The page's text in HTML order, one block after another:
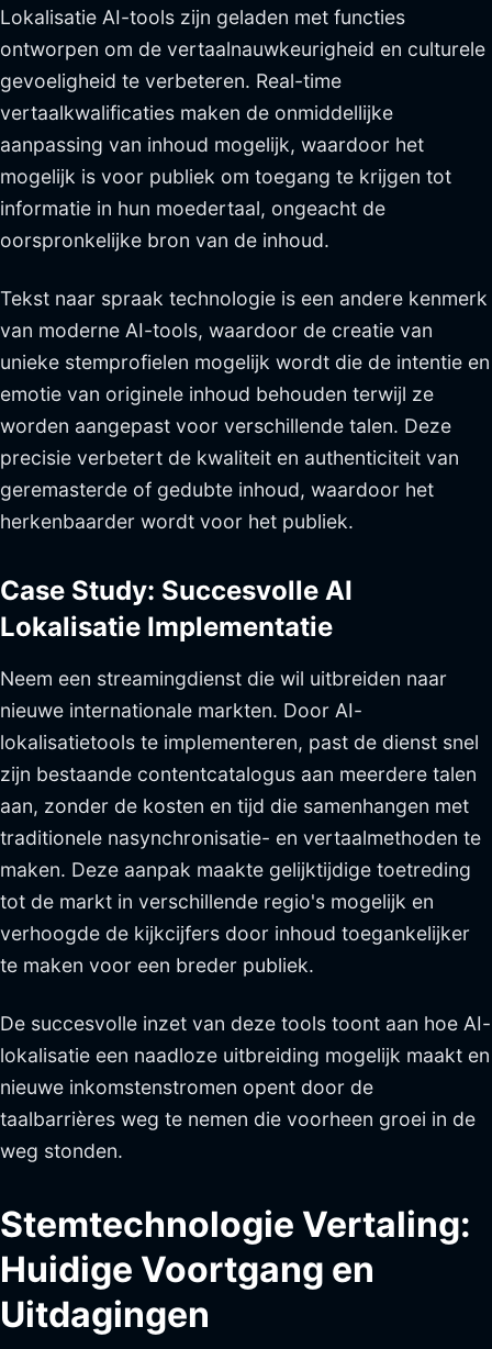
Lokalisatie AI-tools zijn geladen met functies
ontworpen om de vertaalnauwkeurigheid en culturele
gevoeligheid te verbeteren. Real-time
vertaalkwalificaties maken de onmiddellijke
aanpassing van inhoud mogelijk, waardoor het
mogelijk is voor publiek om toegang te krijgen tot
informatie in hun moedertaal, ongeacht de
oorspronkelijke bron van de inhoud.
Tekst naar spraak technologie is een andere kenmerk
van moderne AI-tools, waardoor de creatie van
unieke stemprofielen mogelijk wordt die de intentie en
emotie van originele inhoud behouden terwijl ze
worden aangepast voor verschillende talen. Deze
precisie verbetert de kwaliteit en authenticiteit van
geremasterde of gedubte inhoud, waardoor het
herkenbaarder wordt voor het publiek.
Case Study: Succesvolle AI
Lokalisatie Implementatie
Neem een streamingdienst die wil uitbreiden naar
nieuwe internationale markten. Door AI-
lokalisatietools te implementeren, past de dienst snel
zijn bestaande contentcatalogus aan meerdere talen
aan, zonder de kosten en tijd die samenhangen met
traditionele nasynchronisatie- en vertaalmethoden te
maken. Deze aanpak maakte gelijktijdige toetreding
tot de markt in verschillende regio's mogelijk en
verhoogde de kijkcijfers door inhoud toegankelijker
te maken voor een breder publiek.
De succesvolle inzet van deze tools toont aan hoe AI-
lokalisatie een naadloze uitbreiding mogelijk maakt en
nieuwe inkomstenstromen opent door de
taalbarrières weg te nemen die voorheen groei in de
weg stonden.
Stemtechnologie Vertaling:
Huidige Voortgang en
Uitdagingen